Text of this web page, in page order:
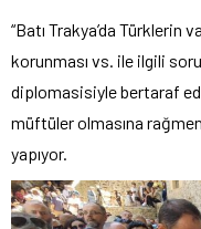
“Batı Trakya’da Türklerin
korunması vs. ile ilgili
diplomasisiyle bertaraf
müftüler olmasına
yapıyor.